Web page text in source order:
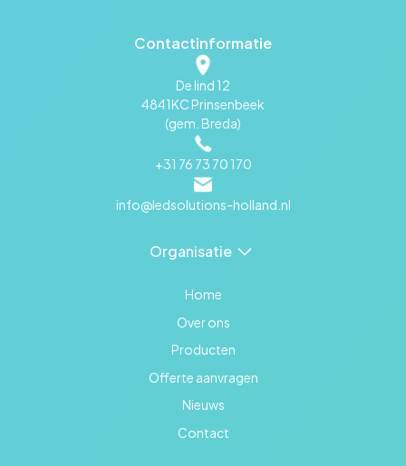
Contactinformatie
De lind 12
4841KC Prinsenbeek
(gem. Breda)
+31 76 73 70 170
info@ledsolutions-holland.nl
Organisatie
Home
Over ons
Producten
Offerte aanvragen
Nieuws
Contact